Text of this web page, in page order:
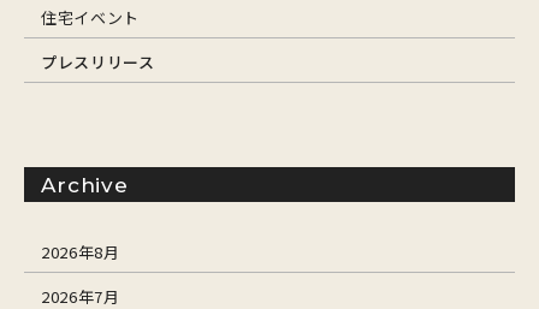
住宅イベント
プレスリリース
Archive
2026年8月
2026年7月